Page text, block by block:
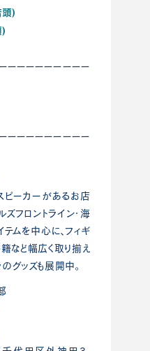
)
ーーーーーーーーー
ーーーーーーーーー
ーカーがあるお店
フロントライン・海
ムを中心に、フィギ
籍など幅広く取り揃え
グッズも展開中。